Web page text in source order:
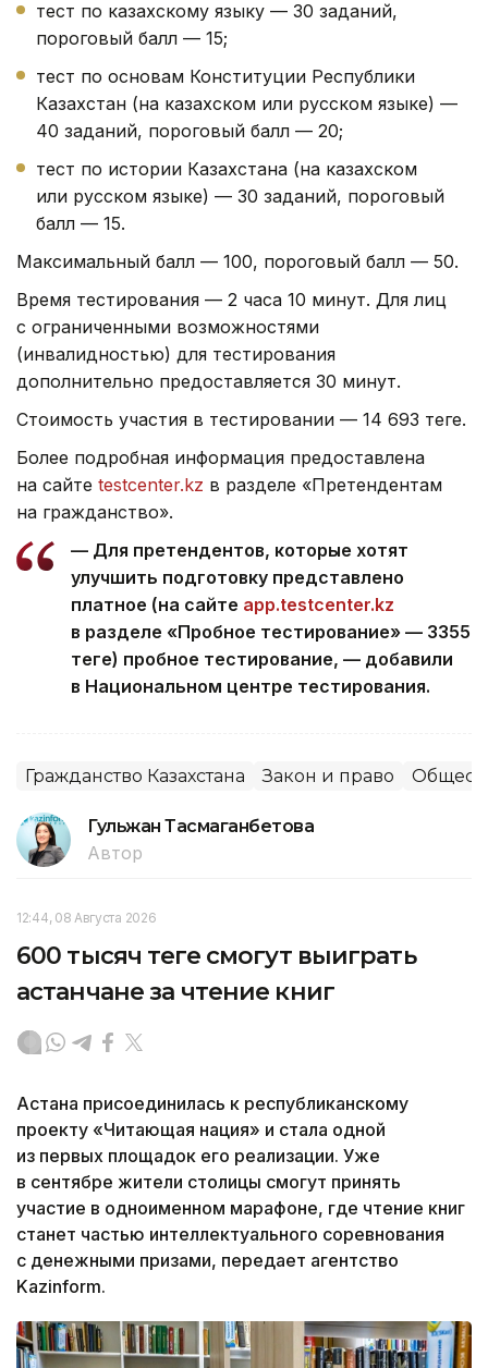
тест по казахскому языку — 30 заданий,
пороговый балл — 15;
тест по основам Конституции Республики
Казахстан (на казахском или русском языке) —
40 заданий, пороговый балл — 20;
тест по истории Казахстана (на казахском
или русском языке) — 30 заданий, пороговый
балл — 15.
Максимальный балл — 100, пороговый балл — 50.
Время тестирования — 2 часа 10 минут. Для лиц
с ограниченными возможностями
(инвалидностью) для тестирования
дополнительно предоставляется 30 минут.
Стоимость участия в тестировании — 14 693 теңге.
Более подробная информация предоставлена
на сайте testcenter.kz в разделе «Претендентам
на гражданство».
— Для претендентов, которые хотят
улучшить подготовку представлено
платное (на сайте app.testcenter.kz
в разделе «Пробное тестирование» — 3355
теңге) пробное тестирование, — добавили
в Национальном центре тестирования.
Гражданство Казахстана Закон и право
Гульжан Тасмаганбетова
Автор
12:44, 08 Августа 2026
600 тысяч теңге смогут выиграть
астанчане за чтение книг
Астана присоединилась к республиканскому
проекту «Читающая нация» и стала одной
из первых площадок его реализации. Уже
в сентябре жители столицы смогут принять
участие в одноименном марафоне, где чтение книг
станет частью интеллектуального соревнования
с денежными призами, передает агентство
Kazinform.